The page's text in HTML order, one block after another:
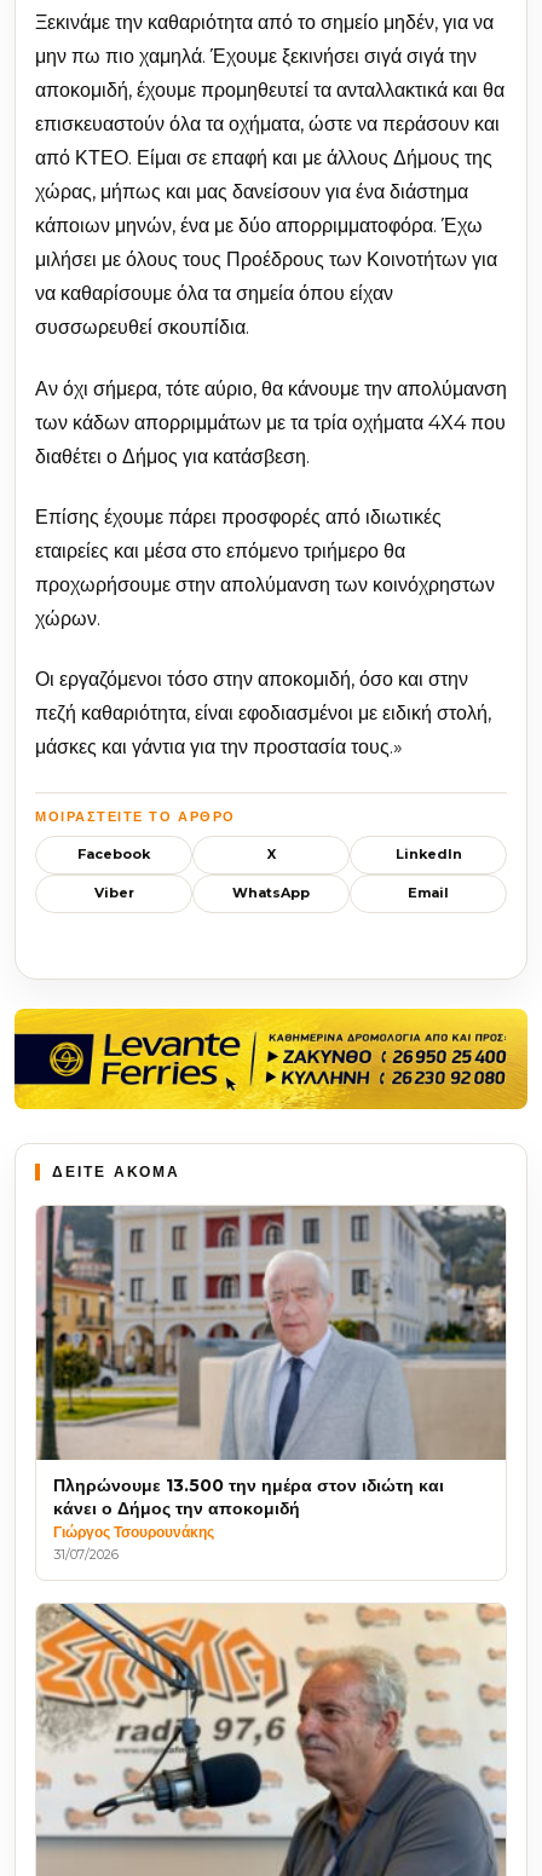
Ξεκινάμε την καθαριότητα από το σημείο μηδέν, για να
μην πω πιο χαμηλά. Έχουμε ξεκινήσει σιγά σιγά την
αποκομιδή, έχουμε προμηθευτεί τα ανταλλακτικά και θα
επισκευαστούν όλα τα οχήματα, ώστε να περάσουν και
από ΚΤΕΟ. Είμαι σε επαφή και με άλλους Δήμους της
χώρας, μήπως και μας δανείσουν για ένα διάστημα
κάποιων μηνών, ένα με δύο απορριμματοφόρα. Έχω
μιλήσει με όλους τους Προέδρους των Κοινοτήτων για
να καθαρίσουμε όλα τα σημεία όπου είχαν
συσσωρευθεί σκουπίδια.
Αν όχι σήμερα, τότε αύριο, θα κάνουμε την απολύμανση
των κάδων απορριμμάτων με τα τρία οχήματα 4Χ4 που
διαθέτει ο Δήμος για κατάσβεση.
Επίσης έχουμε πάρει προσφορές από ιδιωτικές
εταιρείες και μέσα στο επόμενο τριήμερο θα
προχωρήσουμε στην απολύμανση των κοινόχρηστων
χώρων.
Οι εργαζόμενοι τόσο στην αποκομιδή, όσο και στην
πεζή καθαριότητα, είναι εφοδιασμένοι με ειδική στολή,
μάσκες και γάντια για την προστασία τους.»
ΜΟΙΡΑΣΤΕΊΤΕ ΤΟ ΆΡΘΡΟ
Facebook X LinkedIn
Viber WhatsApp Email
ΔΕΙΤΕ ΑΚΟΜΑ
Πληρώνουμε 13.500 την ημέρα στον ιδιώτη και
κάνει ο Δήμος την αποκομιδή
Γιώργος Τσουρουνάκης
31/07/2026